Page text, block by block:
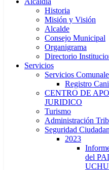
Historia
Misión y Visión
Alcalde
Consejo Municipal
Organigrama
Directorio
Servicios
Servicios
Registro
CENTRO DE
JURIDICO
Turismo
Administración
Seguridad
2023
del